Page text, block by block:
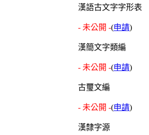
漢語古文字字形表
- 未公開 -(申請)
漢簡文字類編
- 未公開 -(申請)
古璽文編
- 未公開 -(申請)
漢隸字源